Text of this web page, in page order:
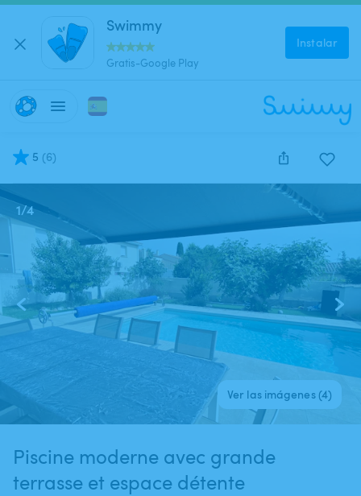
Swimmy
Gratis-Google Play
Instalar
5 (6)
1/4
Ver las imágenes (4)
Piscine moderne avec grande
terrasse et espace détente